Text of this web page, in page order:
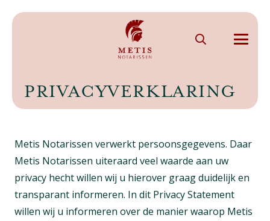
PRIVACYVERKLARING
Metis Notarissen verwerkt persoonsgegevens. Daar
Metis Notarissen uiteraard veel waarde aan uw
privacy hecht willen wij u hierover graag duidelijk en
transparant informeren. In dit Privacy Statement
willen wij u informeren over de manier waarop Metis